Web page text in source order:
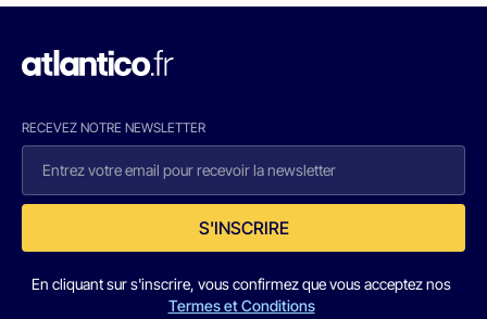
RECEVEZ NOTRE NEWSLETTER
S'INSCRIRE
En cliquant sur s'inscrire, vous confirmez que vous acceptez nos
Termes et Conditions